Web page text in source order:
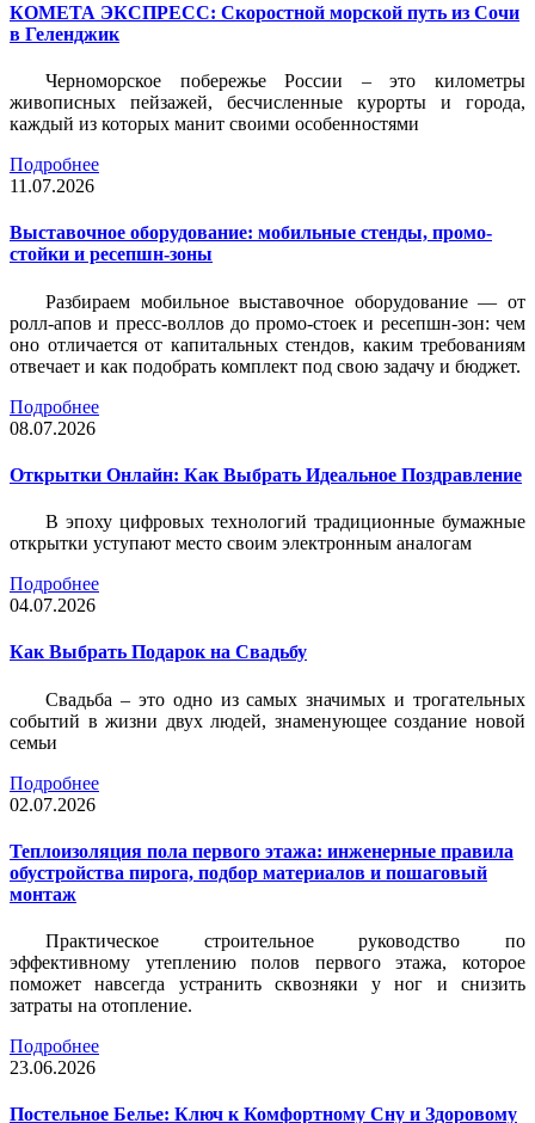
КОМЕТА ЭКСПРЕСС: Скоростной морской путь из Сочи
в Геленджик
Черноморское побережье России – это километры
живописных пейзажей, бесчисленные курорты и города,
каждый из которых манит своими особенностями
Подробнее
11.07.2026
Выставочное оборудование: мобильные стенды, промо-
стойки и ресепшн-зоны
Разбираем мобильное выставочное оборудование — от
ролл-апов и пресс-воллов до промо-стоек и ресепшн-зон: чем
оно отличается от капитальных стендов, каким требованиям
отвечает и как подобрать комплект под свою задачу и бюджет.
Подробнее
08.07.2026
Открытки Онлайн: Как Выбрать Идеальное Поздравление
В эпоху цифровых технологий традиционные бумажные
открытки уступают место своим электронным аналогам
Подробнее
04.07.2026
Как Выбрать Подарок на Свадьбу
Свадьба – это одно из самых значимых и трогательных
событий в жизни двух людей, знаменующее создание новой
семьи
Подробнее
02.07.2026
Теплоизоляция пола первого этажа: инженерные правила
обустройства пирога, подбор материалов и пошаговый
монтаж
Практическое строительное руководство по
эффективному утеплению полов первого этажа, которое
поможет навсегда устранить сквозняки у ног и снизить
затраты на отопление.
Подробнее
23.06.2026
Постельное Белье: Ключ к Комфортному Сну и Здоровому